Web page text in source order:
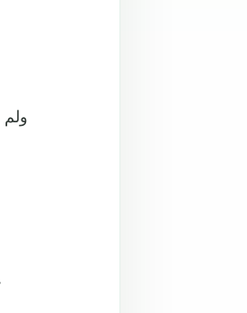
وكانت إدارة ترامب قد